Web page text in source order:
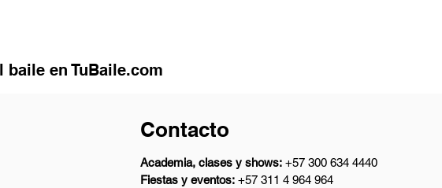
baile en TuBaile.com
Contacto
Academia, clases y shows: +57 300 634 4440
Fiestas y eventos: +57 311 4 964 964